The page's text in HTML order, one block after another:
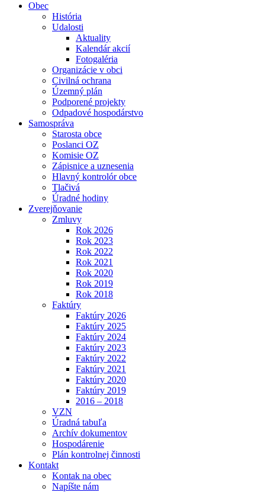
Obec
História
Udalosti
Aktuality
Kalendár akcií
Fotogaléria
Organizácie v obci
Civilná ochrana
Územný plán
Podporené projekty
Odpadové hospodárstvo
Samospráva
Starosta obce
Poslanci OZ
Komisie OZ
Zápisnice a uznesenia
Hlavný kontrolór obce
Tlačivá
Úradné hodiny
Zverejňovanie
Zmluvy
Rok 2026
Rok 2023
Rok 2022
Rok 2021
Rok 2020
Rok 2019
Rok 2018
Faktúry
Faktúry 2026
Faktúry 2025
Faktúry 2024
Faktúry 2023
Faktúry 2022
Faktúry 2021
Faktúry 2020
Faktúry 2019
2016 – 2018
VZN
Úradná tabuľa
Archív dokumentov
Hospodárenie
Plán kontrolnej činnosti
Kontakt
Kontak na obec
Napíšte nám